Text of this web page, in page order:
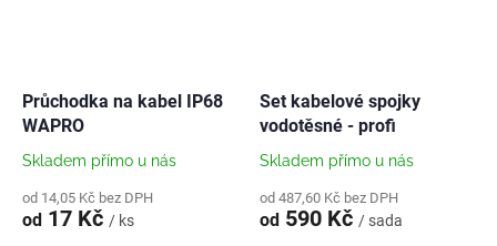
Průchodka na kabel IP68
WAPRO
Skladem přímo u nás
od 14,05 Kč bez DPH
od 17 Kč / ks
Set kabelové spojky
vodotěsné - profi
Skladem přímo u nás
od 487,60 Kč bez DPH
od 590 Kč / sada